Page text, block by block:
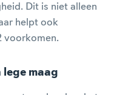
Dit is niet alleen
helpt ook
voorkomen.
lege maag